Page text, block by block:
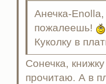
Анечка-
пожалеешь!
Куколку в
Сонечка,
прочитаю. А в